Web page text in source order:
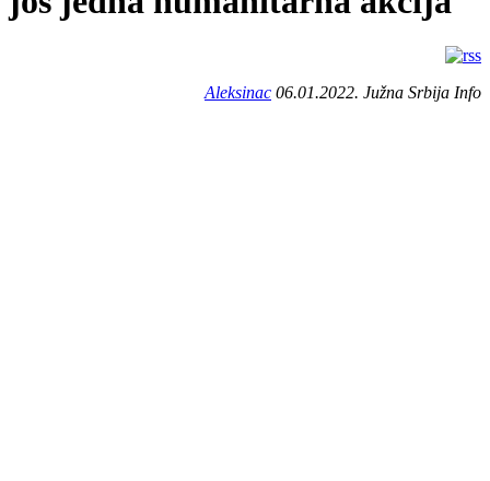
Aleksinac 06.01.2022. Južna Srbija Info